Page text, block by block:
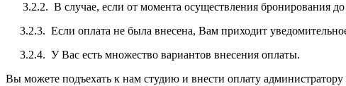
3.2.2. В случае, если от момента осуществления бронирования до
3.2.3. Если оплата не была внесена, Вам приходит
3.2.4. У Вас есть множество вариантов внесения оплаты.
Вы можете подъехать к нам студию и внести оплату